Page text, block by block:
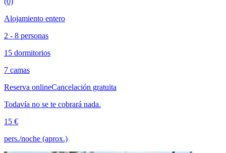
Alojamiento entero
2 - 8 personas
15 dormitorios
7 camas
Reserva onlineCancelación gratuita
Todavía no se te cobrará nada.
15 €
pers./noche (aprox.)